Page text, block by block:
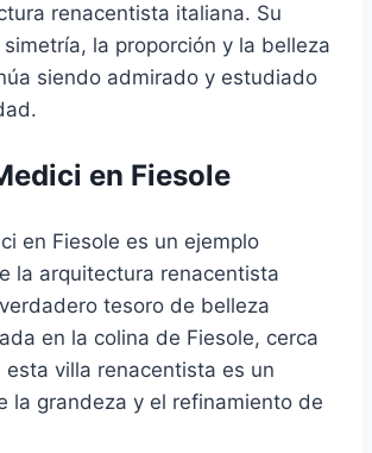
renacentista italiana. Su
la proporción y la belleza
siendo admirado y estudiado
en Fiesole
en Fiesole es un ejemplo
la arquitectura renacentista
tesoro de belleza
en la colina de Fiesole, cerca
esta villa renacentista es un
la grandeza y el refinamiento de